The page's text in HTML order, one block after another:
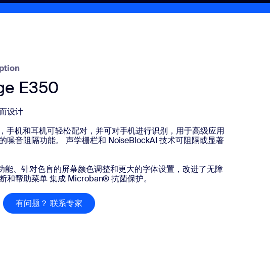
E350
设计
手机和耳机可轻松配对，并可对手机进行识别，用于高级应用
噪音阻隔功能。 声学栅栏和 NoiseBlockAI 技术可阻隔或显著
能、针对色盲的屏幕颜色调整和更大的字体设置，改进了无障
和帮助菜单 集成 Microban® 抗菌保护。
更多有问题？ 联系专家 有问题？ 联系专家